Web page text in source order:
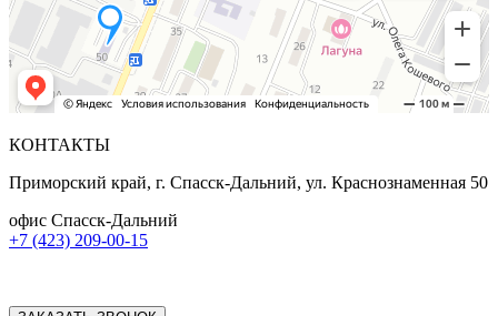
КОНТАКТЫ
Приморский край, г. Спасск-Дальний, ул. Краснознаменная 50
офис Спасск-Дальний
+7 (423) 209-00-15